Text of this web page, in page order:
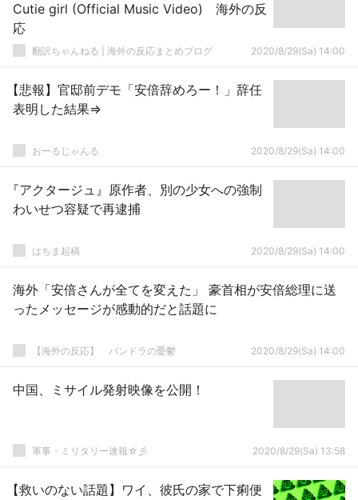
Cutie girl (Official Music Video) 海外の反
応
翻訳ちゃんねる | 海外の反応まとめブログ 2020/8/29(Sa) 14:00
【悲報】官邸前デモ「安倍辞めろー！」辞任
表明した結果⇒
おーるじゃんる 2020/8/29(Sa) 14:00
『アクタージュ』原作者、別の少女への強制
わいせつ容疑で再逮捕
はちま起稿 2020/8/29(Sa) 14:00
海外「安倍さんが全てを変えた」 豪首相が安倍総理に送
ったメッセージが感動的だと話題に
【海外の反応】 パンドラの憂鬱 2020/8/29(Sa) 14:00
中国、ミサイル発射映像を公開！
軍事・ミリタリー速報☆彡 2020/8/29(Sa) 13:58
【救いのない話題】ワイ、彼氏の家で下痢便